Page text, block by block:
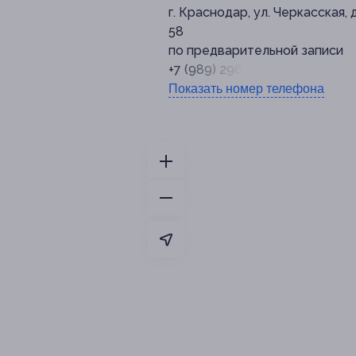
г. Краснодар, ул. Черкасская,
58
по предварительной записи
+7 (989) 296-83-83
Показать номер телефона